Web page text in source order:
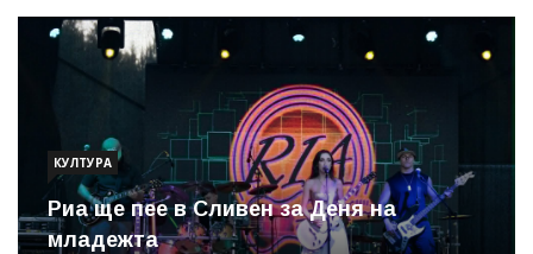
КУЛТУРА
Риа ще пее в Сливен за Деня на
младежта